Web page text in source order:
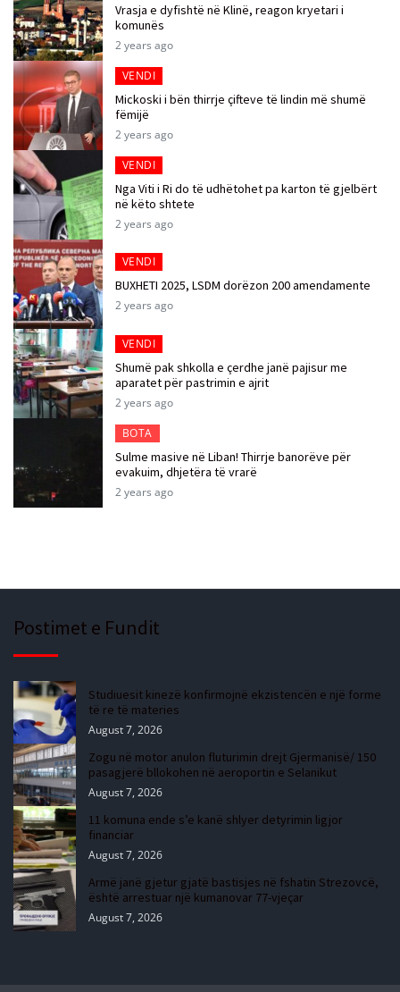
Vrasja e dyfishtë në Klinë, reagon kryetari i
komunës
2 years ago
VENDI
Mickoski i bën thirrje çifteve të lindin më shumë
fëmijë
2 years ago
VENDI
Nga Viti i Ri do të udhëtohet pa karton të gjelbërt
në këto shtete
2 years ago
VENDI
BUXHETI 2025, LSDM dorëzon 200 amendamente
2 years ago
VENDI
Shumë pak shkolla e çerdhe janë pajisur me
aparatet për pastrimin e ajrit
2 years ago
BOTA
Sulme masive në Liban! Thirrje banorëve për
evakuim, dhjetëra të vrarë
2 years ago
Postimet e Fundit
Studiuesit kinezë konfirmojnë ekzistencën e një forme
të re të materies
August 7, 2026
Zogu në motor anulon fluturimin drejt Gjermanisë/ 150
pasagjerë bllokohen në aeroportin e Selanikut
August 7, 2026
11 komuna ende s’e kanë shlyer detyrimin ligjor
financiar
August 7, 2026
Armë janë gjetur gjatë bastisjes në fshatin Strezovcë,
është arrestuar një kumanovar 77-vjeçar
August 7, 2026